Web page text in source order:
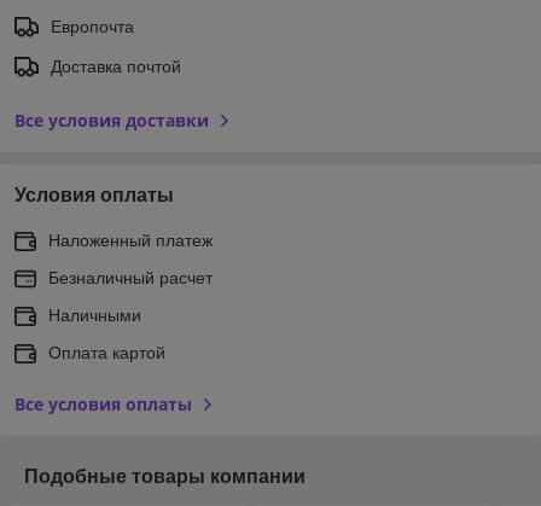
Европочта
Доставка почтой
Все условия доставки
Условия оплаты
Наложенный платеж
Безналичный расчет
Наличными
Оплата картой
Все условия оплаты
Подобные товары компании